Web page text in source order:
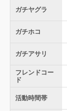
ガチヤグラ
ガチホコ
ガチアサリ
フレンドコー
ド
活動時間帯